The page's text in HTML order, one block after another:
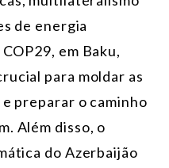
de energia
em Baku,
para moldar as
preparar o caminho
Além disso, o
do Azerbaijão